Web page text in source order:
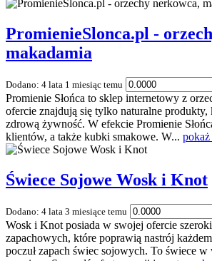
PromienieSlonca.pl -
makadamia
Dodano: 4 lata 1 miesiąc temu
Promienie Słońca to sklep internetowy z
ofercie znajdują się tylko naturalne produkty,
zdrową żywność. W efekcie Promienie
klientów, a także kubki smakowe. W...
Świece Sojowe Wosk i Knot
Dodano: 4 lata 3 miesiące temu
Wosk i Knot posiada w swojej ofercie
zapachowych, które poprawią nastrój
poczuł zapach świec sojowych. To świece w